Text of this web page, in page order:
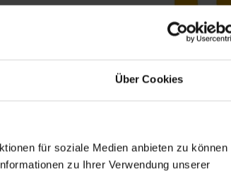
Über Cookies
für soziale Medien anbieten zu können
zu Ihrer Verwendung unserer
Tahiti Faa'a auch
, und das
Orohena ist